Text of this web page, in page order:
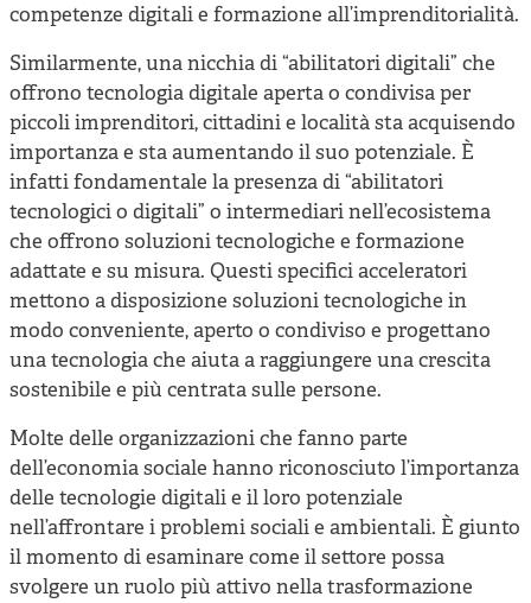
competenze digitali e formazione all’imprenditorialità.
Similarmente, una nicchia di “abilitatori digitali” che
offrono tecnologia digitale aperta o condivisa per
piccoli imprenditori, cittadini e località sta acquisendo
importanza e sta aumentando il suo potenziale. È
infatti fondamentale la presenza di “abilitatori
tecnologici o digitali” o intermediari nell’ecosistema
che offrono soluzioni tecnologiche e formazione
adattate e su misura. Questi specifici acceleratori
mettono a disposizione soluzioni tecnologiche in
modo conveniente, aperto o condiviso e progettano
una tecnologia che aiuta a raggiungere una crescita
sostenibile e più centrata sulle persone.
Molte delle organizzazioni che fanno parte
dell’economia sociale hanno riconosciuto l’importanza
delle tecnologie digitali e il loro potenziale
nell’affrontare i problemi sociali e ambientali. È giunto
il momento di esaminare come il settore possa
svolgere un ruolo più attivo nella trasformazione